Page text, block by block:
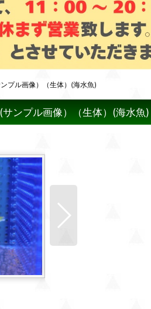
プル画像）（生体）(海水魚)
ンプル画像）（生体）(海水魚)